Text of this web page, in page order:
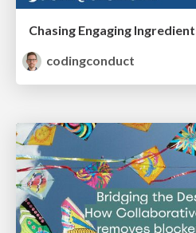
Chasing Engaging
codingconduct